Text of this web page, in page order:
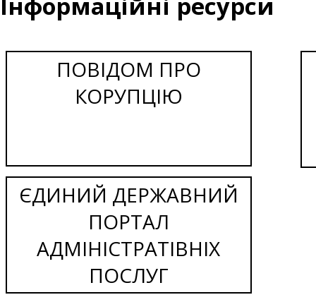
ПОВІДОМ ПРО
КОРУПЦІЮ
ЄДИНИЙ ДЕРЖАВНИЙ
ПОРТАЛ
АДМІНІСТРАТІВНІХ
ПОСЛУГ